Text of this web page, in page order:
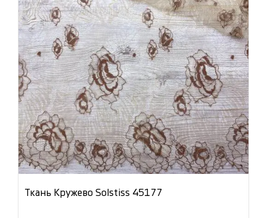
Ткань Кружево Solstiss 45177